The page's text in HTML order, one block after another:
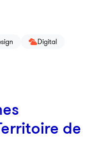
Digital
de